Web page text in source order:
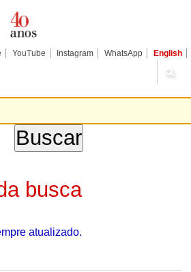
YouTube Instagram WhatsApp English
busca
atualizado.